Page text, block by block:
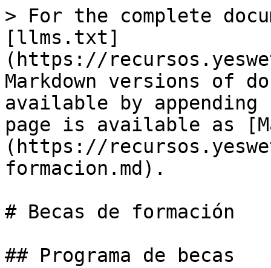
> For the complete
[llms.txt]
(https://
Markdown versions of
available by
page is available as
(https://
formacion.md).
# Becas de formación
## Programa de becas